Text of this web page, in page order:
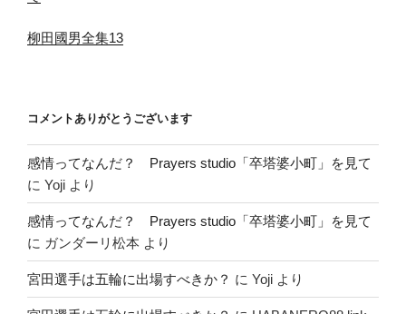
柳田國男全集13
コメントありがとうございます
感情ってなんだ？ Prayers studio「卒塔婆小町」を見て
に Yoji より
感情ってなんだ？ Prayers studio「卒塔婆小町」を見て
に ガンダーリ松本 より
宮田選手は五輪に出場すべきか？ に Yoji より